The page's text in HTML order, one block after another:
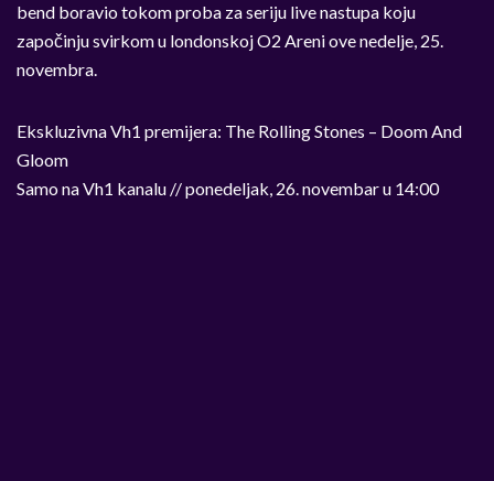
bend boravio tokom proba za seriju live nastupa koju
započinju svirkom u londonskoj O2 Areni ove nedelje, 25.
novembra.
Ekskluzivna Vh1 premijera: The Rolling Stones – Doom And
Gloom
Samo na Vh1 kanalu // ponedeljak, 26. novembar u 14:00